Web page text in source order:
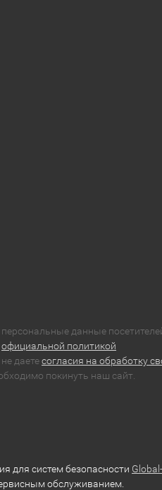
данные
официальной политикой
даетесогласия на обработку
покинуть наш сайт.
для систем безопасности Global-
обслуживанием.